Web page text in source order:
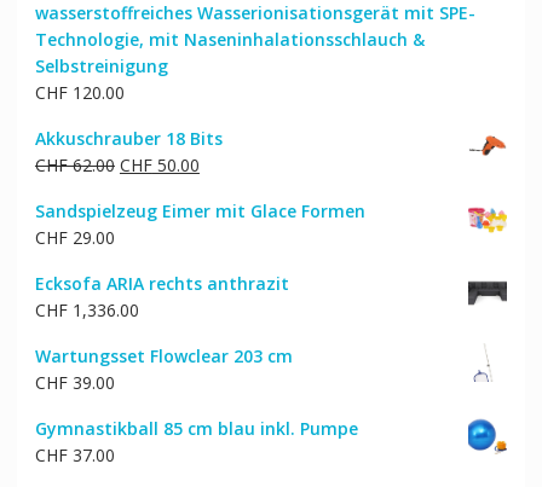
wasserstoffreiches Wasserionisationsgerät mit SPE-
Technologie, mit Naseninhalationsschlauch &
Selbstreinigung
CHF120.00
Akkuschrauber 18 Bits
CHF62.00 Ursprünglicher
war:
CHF50.00Aktueller
ist:
Sandspielzeug Eimer mit Glace Formen
CHF29.00
Ecksofa ARIA rechts anthrazit
CHF1,336.00
Wartungsset Flowclear 203 cm
CHF39.00
Gymnastikball 85 cm blau inkl. Pumpe
CHF37.00